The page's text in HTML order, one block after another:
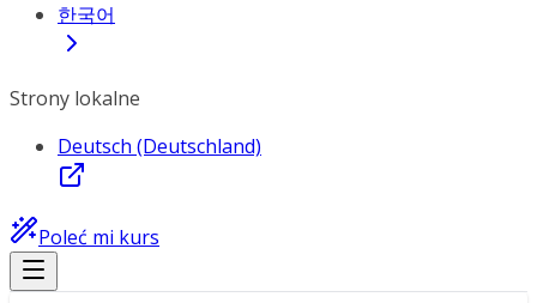
한국어
Strony lokalne
Deutsch (Deutschland)
Poleć mi kurs